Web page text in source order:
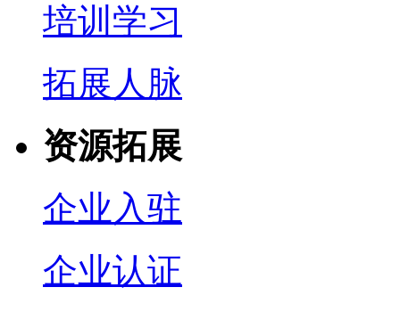
培训学习
拓展人脉
资源拓展
企业入驻
企业认证